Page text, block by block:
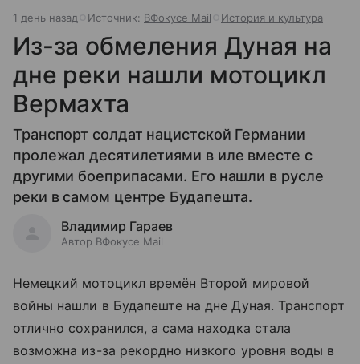
1 день назад Источник: ВФокусе Mail История и культура
Из-за обмеления Дуная на
дне реки нашли мотоцикл
Вермахта
Транспорт солдат нацистской Германии
пролежал десятилетиями в иле вместе с
другими боеприпасами. Его нашли в русле
реки в самом центре Будапешта.
Владимир Гараев
Автор ВФокусе Mail
Немецкий мотоцикл времён Второй мировой
войны нашли в Будапеште на дне Дуная. Транспорт
отлично сохранился, а сама находка стала
возможна из-за рекордно низкого уровня воды в